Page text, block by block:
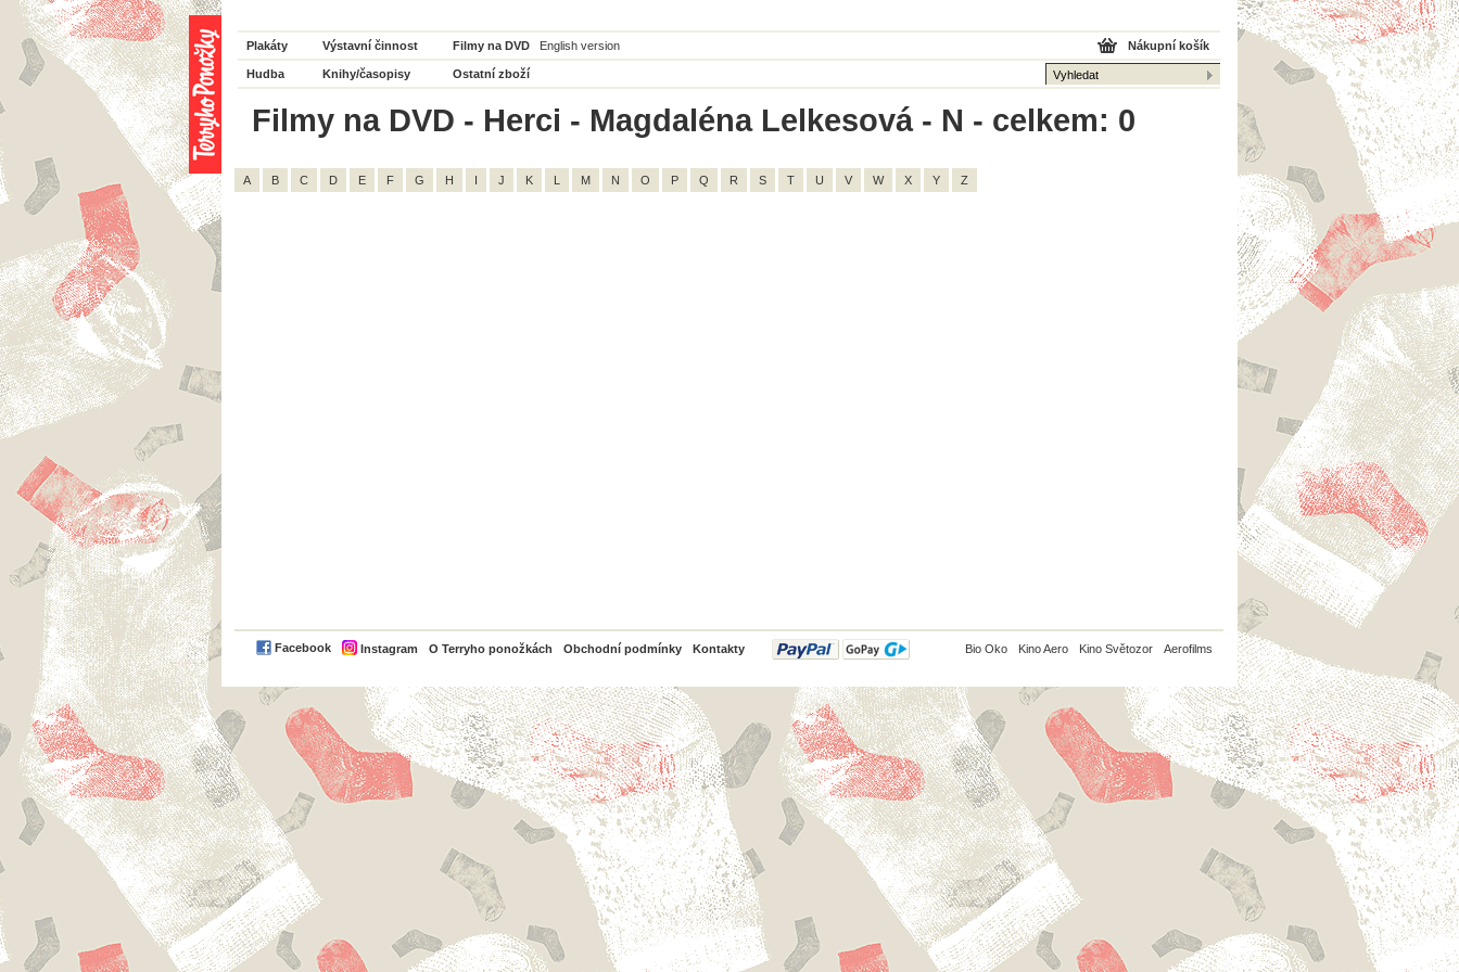
Plakáty Výstavní činnost Filmy na DVD English version
Hudba Knihy/časopisy Ostatní zboží
Nákupní košík
Filmy na DVD - Herci - Magdaléna Lelkesová - N - celkem: 0
A B C D E F G H I J K L M N O P Q R S T U V W X Y Z
Facebook Instagram O Terryho ponožkách Obchodní podmínky Kontakty
PayPal Bio Oko Kino Aero Kino Světozor Aerofilms